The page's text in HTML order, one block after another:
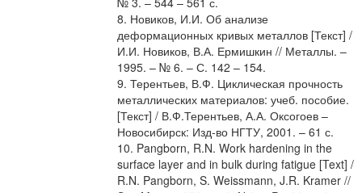
8. Новиков, И.И. Об анализе
деформационных кривых металлов [Текст] /
И.И. Новиков, В.А. Ермишкин // Металлы. –
1995. – № 6. – С. 142 – 154.
9. Терентьев, В.Ф. Циклическая прочность
металлических материалов: учеб. пособие.
[Текст] / В.Ф.Терентьев, А.А. Оксогоев –
Новосибирск: Изд-во НГТУ, 2001. – 61 с.
10. Pangborn, R.N. Work hardening in the
surface layer and in bulk during fatigue [Text] /
R.N. Pangborn, S. Weissmann, J.R. Kramer //